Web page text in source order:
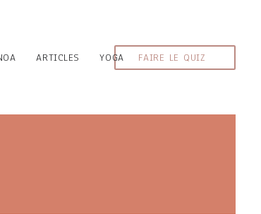
FAIRE LE QUIZ
ARTICLES YOGA